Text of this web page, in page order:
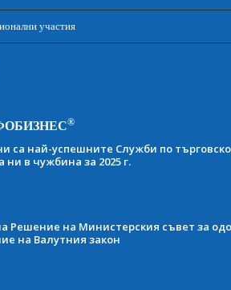
участия
®
са най-успешните Служби по
ни в чужбина за 2025 г.
Решение на Министерския съвет за
на Валутния закон